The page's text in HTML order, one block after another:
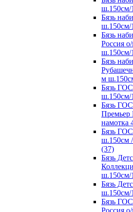
ш.150см/
Бязь
ш.150см/
Бязь
Россия
ш.150см/
Бязь
м
Бязь
ш.150см/
Бязь
Премьер
намотка
Бязь
ш.150см
(37)
Бязь
ш.150см/
Бязь
ш.150см/
Бязь
Россия